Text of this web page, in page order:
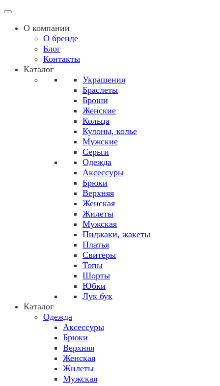
О компании
О бренде
Блог
Контакты
Каталог
Украшения
Браслеты
Броши
Женские
Кольца
Кулоны, колье
Мужские
Серьги
Одежда
Аксессуры
Брюки
Верхняя
Женская
Жилеты
Мужская
Пиджаки, жакеты
Платья
Свитеры
Топы
Шорты
Юбки
Лук бук
Каталог
Одежда
Аксессуры
Брюки
Верхняя
Женская
Жилеты
Мужская